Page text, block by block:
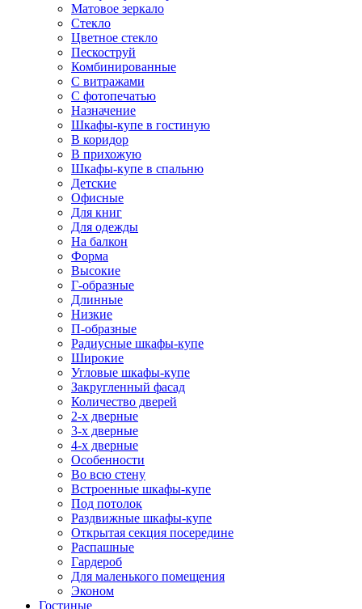
Матовое зеркало
Стекло
Цветное стекло
Пескоструй
Комбинированные
С витражами
С фотопечатью
Назначение
Шкафы-купе в гостиную
В коридор
В прихожую
Шкафы-купе в спальню
Детские
Офисные
Для книг
Для одежды
На балкон
Форма
Высокие
Г-образные
Длинные
Низкие
П-образные
Радиусные шкафы-купе
Широкие
Угловые шкафы-купе
Закругленный фасад
Количество дверей
2-х дверные
3-х дверные
4-х дверные
Особенности
Во всю стену
Встроенные шкафы-купе
Под потолок
Раздвижные шкафы-купе
Открытая секция посередине
Распашные
Гардероб
Для маленького помещения
Эконом
Гостиные